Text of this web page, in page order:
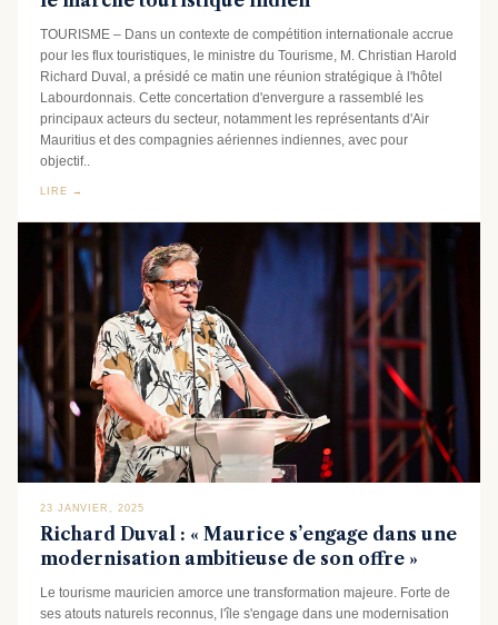
TOURISME – Dans un contexte de compétition internationale accrue
pour les flux touristiques, le ministre du Tourisme, M. Christian Harold
Richard Duval, a présidé ce matin une réunion stratégique à l'hôtel
Labourdonnais. Cette concertation d'envergure a rassemblé les
principaux acteurs du secteur, notamment les représentants d'Air
Mauritius et des compagnies aériennes indiennes, avec pour
objectif..
LIRE →
23 JANVIER, 2025
Richard Duval : « Maurice s’engage dans une
modernisation ambitieuse de son offre »
Le tourisme mauricien amorce une transformation majeure. Forte de
ses atouts naturels reconnus, l'île s'engage dans une modernisation